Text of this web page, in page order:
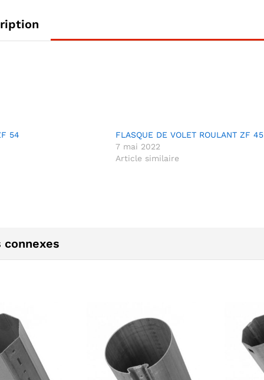
54
FLASQUE DE VOLET ROULANT ZF 45
7 mai 2022
Article similaire